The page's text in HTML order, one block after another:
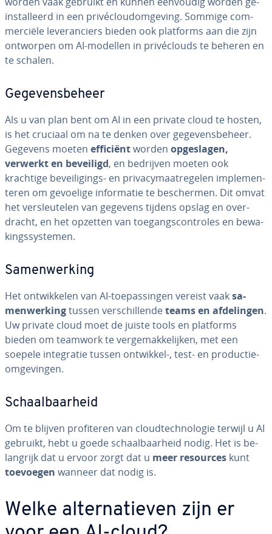
ïn­stal­leerd in een pri­vé­cloudom­ge­ving. Sommige com­
mer­ci­ë­le le­ve­ran­ciers bieden ook platforms aan die zijn
ontworpen om AI-modellen in pri­vé­clouds te beheren en
te schalen.
Ge­ge­vens­be­heer
Als u van plan bent om AI in een private cloud te hosten,
is het cruciaal om na te denken over ge­ge­vens­be­heer.
Gegevens moeten efficiëntworden op­ge­sla­gen,
verwerkt en beveiligd, en bedrijven moeten ook
krachtige be­vei­li­gings- en pri­va­cy­maat­re­ge­len im­ple­men­
te­ren om gevoelige in­for­ma­tie te be­scher­men. Dit omvat
het ver­sleu­te­len van gegevens tijdens opslag en over­
dracht, en het opzetten van toe­gangs­con­tro­les en be­wa­
kings­sys­te­men.
Sa­men­wer­king
Het ont­wik­ke­len van AI-toe­pas­sin­gen vereist vaaksa­
men­wer­kingtussen ver­schil­len­deteams en af­de­lin­gen.
Uw private cloud moet de juiste tools en platforms
bieden om teamwork te ver­ge­mak­ke­lij­ken, met een
soepele in­te­gra­tie tussen ontwikkel-, test- en pro­duc­tie­
om­ge­vin­gen.
Schaal­baar­heid
Om te blijven pro­fi­te­ren van cloud­tech­no­lo­gie terwijl u AI
gebruikt, hebt u goede schaal­baar­heid nodig. Het is be­
lang­rijk dat u ervoor zorgt dat u meer resources kunt
toevoegen wanneer dat nodig is.
Welke al­ter­na­tie­ven zijn er